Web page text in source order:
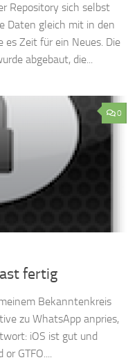
Repository sich selbst
Daten gleich mit in den
Zeit für ein Neues. Die
abgebaut, die...
0
fertig
Bekanntenkreis
zu WhatsApp anpries,
iOS ist gut und
GTFO....